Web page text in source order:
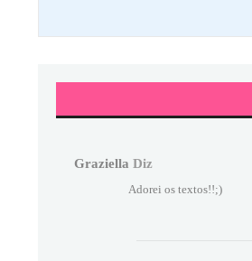
Graziella Diz
Adorei os textos!!;)